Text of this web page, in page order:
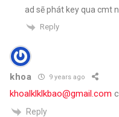
ad sẽ phát key qua cmt
Reply
khoa 9 years ago
khoalklklkbao@gmail.com
Reply